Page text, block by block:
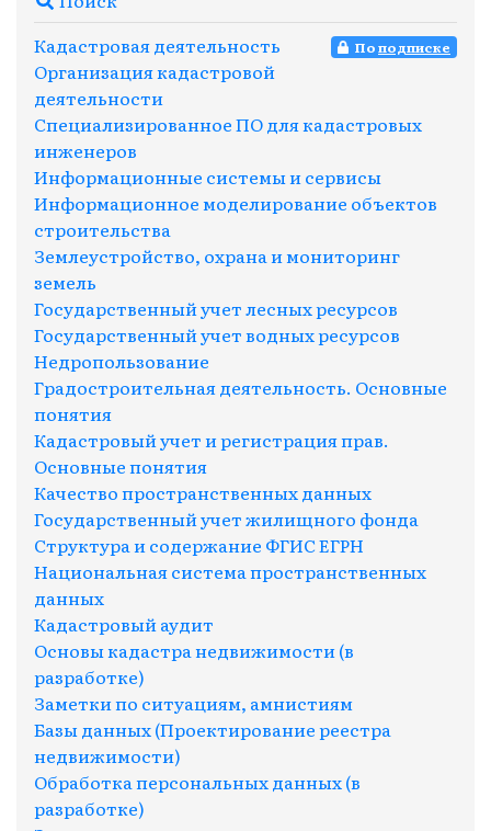
Поподписке
Кадастровая деятельность
Организация кадастровой
деятельности
Специализированное ПО для кадастровых
инженеров
Информационные системы и сервисы
Информационное моделирование объектов
строительства
Землеустройство, охрана и мониторинг
земель
Государственный учет лесных ресурсов
Государственный учет водных ресурсов
Недропользование
Градостроительная деятельность. Основные
понятия
Кадастровый учет и регистрация прав.
Основные понятия
Качество пространственных данных
Государственный учет жилищного фонда
Структура и содержание ФГИС ЕГРН
Национальная система пространственных
данных
Кадастровый аудит
Основы кадастра недвижимости (в
разработке)
Заметки по ситуациям, амнистиям
Базы данных (Проектирование реестра
недвижимости)
Обработка персональных данных (в
разработке)